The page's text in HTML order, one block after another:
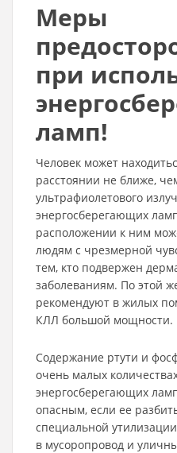
Меры
при
ламп!
Человек может
расстоянии не ближе,
ультрафиолетового
энергосберегающих
расположении к ним
людям с чрезмерной
тем, кто подвержен
заболеваниям. По этой
рекомендуют в жилых
КЛЛ большой мощности.
Содержание ртути и
очень малых
энергосберегающих
опасным, если ее
специальной
в мусоропровод и